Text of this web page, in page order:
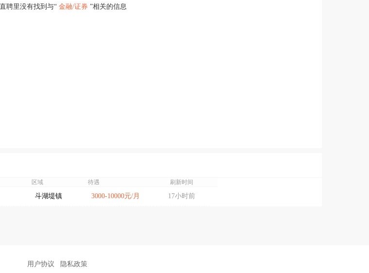
聘里没有找到与“ 金融/证券 ”相关的信息
区域 待遇 刷新时间
斗湖堤镇 3000-10000元/月 17小时前
用户协议 隐私政策